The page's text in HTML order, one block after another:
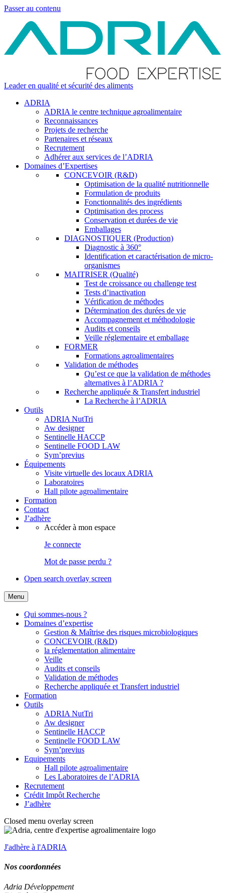
Passer au contenu
Leader en qualité et sécurité des aliments
ADRIA
ADRIA le centre technique agroalimentaire
Reconnaissances
Projets de recherche
Partenaires et réseaux
Recrutement
Adhérer aux services de l’ADRIA
Domaines d’Expertises
CONCEVOIR (R&D)
Optimisation de la qualité nutritionnelle
Formulation de produits
Fonctionnalités des ingrédients
Optimisation des process
Conservation et durées de vie
Emballages
DIAGNOSTIQUER (Production)
Diagnostic à 360°
Identification et caractérisation de micro-
organismes
MAITRISER (Qualité)
Test de croissance ou challenge test
Tests d’inactivation
Vérification de méthodes
Détermination des durées de vie
Accompagnement et méthodologie
Audits et conseils
Veille réglementaire et emballage
FORMER
Formations agroalimentaires
Validation de méthodes
Qu’est ce que la validation de méthodes
alternatives à l’ADRIA ?
Recherche appliquée & Transfert industriel
La Recherche à l’ADRIA
Outils
ADRIA NutTri
Aw designer
Sentinelle HACCP
Sentinelle FOOD LAW
Sym’previus
Équipements
Visite virtuelle des locaux ADRIA
Laboratoires
Hall pilote agroalimentaire
Formation
Contact
J’adhère
Accéder à mon espace
Je connecte
Mot de passe perdu ?
Open search overlay screen
Menu
Qui sommes-nous ?
Domaines d’expertise
Gestion & Maîtrise des risques microbiologiques
CONCEVOIR (R&D)
la réglementation alimentaire
Veille
Audits et conseils
Validation de méthodes
Recherche appliquée et Transfert industriel
Formation
Outils
ADRIA NutTri
Aw designer
Sentinelle HACCP
Sentinelle FOOD LAW
Sym’previus
Equipements
Hall pilote agroalimentaire
Les Laboratoires de l’ADRIA
Recrutement
Crédit Impôt Recherche
J’adhère
Closed menu overlay screen
J'adhère à l'ADRIA
Nos coordonnées
Adria Développement